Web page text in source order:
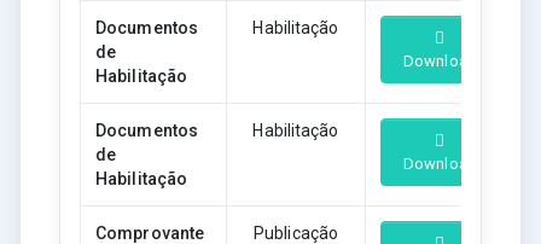
Documentos
de
Habilitação
Habilitação
Download
Documentos
de
Habilitação
Habilitação
Download
Comprovante
Publicação